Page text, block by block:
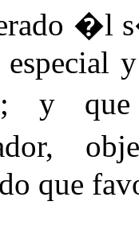
�l
especial
y
que